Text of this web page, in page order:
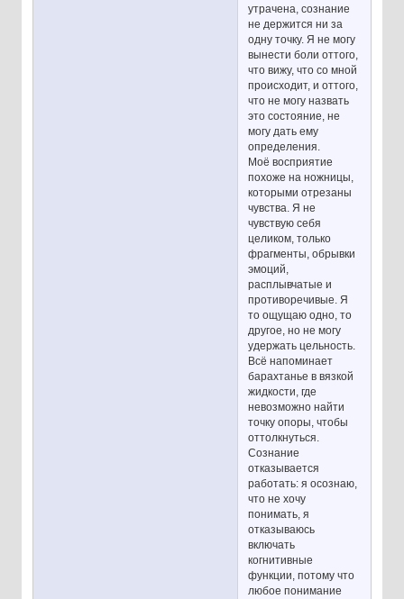
утрачена, сознание
не держится ни за
одну точку. Я не могу
вынести боли оттого,
что вижу, что со мной
происходит, и оттого,
что не могу назвать
это состояние, не
могу дать ему
определения.
Моё восприятие
похоже на ножницы,
которыми отрезаны
чувства. Я не
чувствую себя
целиком, только
фрагменты, обрывки
эмоций,
расплывчатые и
противоречивые. Я
то ощущаю одно, то
другое, но не могу
удержать цельность.
Всё напоминает
барахтанье в вязкой
жидкости, где
невозможно найти
точку опоры, чтобы
оттолкнуться.
Сознание
отказывается
работать: я осознаю,
что не хочу
понимать, я
отказываюсь
включать
когнитивные
функции, потому что
любое понимание